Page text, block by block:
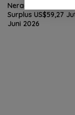
Neraca
Surplus US$59,27
Juni 2026